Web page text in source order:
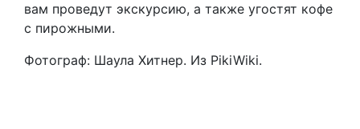
вам проведут экскурсию, а также угостят кофе
с пирожными.
Фотограф: Шаула Хитнер. Из PikiWiki.